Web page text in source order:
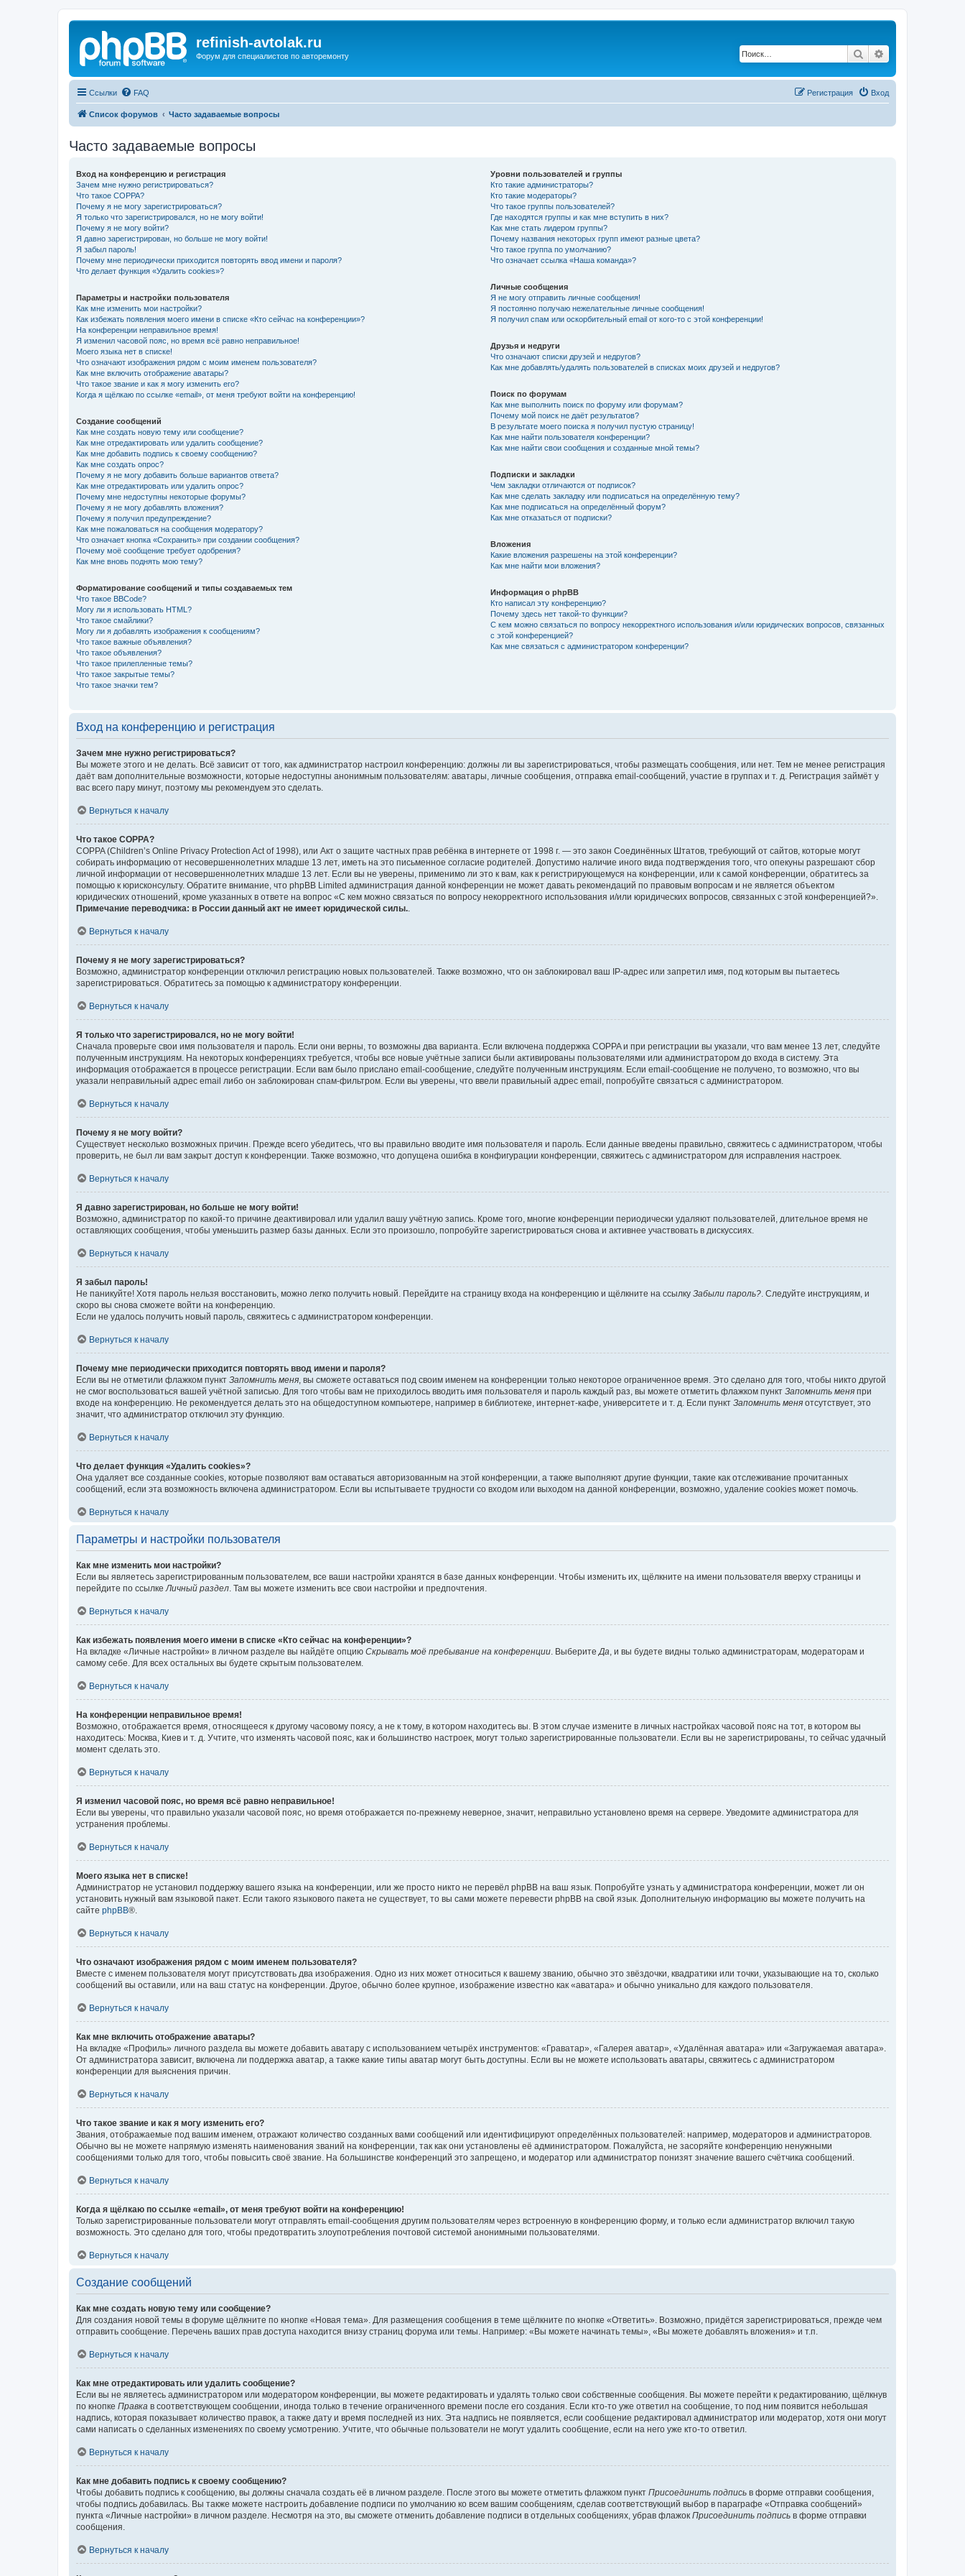
refinish-avtolak.ru
Форум для специалистов по авторемонту Поиск
Ссылки FAQ Вход
Регистрация
Список форумов Часто задаваемые вопросы
Часто задаваемые вопросы
Вход на конференцию и регистрация
Зачем мне нужно регистрироваться?
Что такое COPPA?
Почему я не могу зарегистрироваться?
Я только что зарегистрировался, но не могу войти!
Почему я не могу войти?
Я давно зарегистрирован, но больше не могу войти!
Я забыл пароль!
Почему мне периодически приходится повторять ввод имени и пароля?
Что делает функция «Удалить cookies»?
Параметры и настройки пользователя
Как мне изменить мои настройки?
Как избежать появления моего имени в списке «Кто сейчас на конференции»?
На конференции неправильное время!
Я изменил часовой пояс, но время всё равно неправильное!
Моего языка нет в списке!
Что означают изображения рядом с моим именем пользователя?
Как мне включить отображение аватары?
Что такое звание и как я могу изменить его?
Когда я щёлкаю по ссылке «email», от меня требуют войти на конференцию!
Создание сообщений
Как мне создать новую тему или сообщение?
Как мне отредактировать или удалить сообщение?
Как мне добавить подпись к своему сообщению?
Как мне создать опрос?
Почему я не могу добавить больше вариантов ответа?
Как мне отредактировать или удалить опрос?
Почему мне недоступны некоторые форумы?
Почему я не могу добавлять вложения?
Почему я получил предупреждение?
Как мне пожаловаться на сообщения модератору?
Что означает кнопка «Сохранить» при создании сообщения?
Почему моё сообщение требует одобрения?
Как мне вновь поднять мою тему?
Форматирование сообщений и типы создаваемых тем
Что такое BBCode?
Могу ли я использовать HTML?
Что такое смайлики?
Могу ли я добавлять изображения к сообщениям?
Что такое важные объявления?
Что такое объявления?
Что такое прилепленные темы?
Что такое закрытые темы?
Что такое значки тем?
Уровни пользователей и группы
Кто такие администраторы?
Кто такие модераторы?
Что такое группы пользователей?
Где находятся группы и как мне вступить в них?
Как мне стать лидером группы?
Почему названия некоторых групп имеют разные цвета?
Что такое группа по умолчанию?
Что означает ссылка «Наша команда»?
Личные сообщения
Я не могу отправить личные сообщения!
Я постоянно получаю нежелательные личные сообщения!
Я получил спам или оскорбительный email от кого-то с этой конференции!
Друзья и недруги
Что означают списки друзей и недругов?
Как мне добавлять/удалять пользователей в списках моих друзей и недругов?
Поиск по форумам
Как мне выполнить поиск по форуму или форумам?
Почему мой поиск не даёт результатов?
В результате моего поиска я получил пустую страницу!
Как мне найти пользователя конференции?
Как мне найти свои сообщения и созданные мной темы?
Подписки и закладки
Чем закладки отличаются от подписок?
Как мне сделать закладку или подписаться на определённую тему?
Как мне подписаться на определённый форум?
Как мне отказаться от подписки?
Вложения
Какие вложения разрешены на этой конференции?
Как мне найти мои вложения?
Информация о phpBB
Кто написал эту конференцию?
Почему здесь нет такой-то функции?
С кем можно связаться по вопросу некорректного использования и/или юридических вопросов, связанных
с этой конференцией?
Как мне связаться с администратором конференции?
Вход на конференцию и регистрация
Зачем мне нужно регистрироваться?
Вы можете этого и не делать. Всё зависит от того, как администратор настроил конференцию: должны ли вы зарегистрироваться, чтобы размещать сообщения, или нет. Тем не менее регистрация
даёт вам дополнительные возможности, которые недоступны анонимным пользователям: аватары, личные сообщения, отправка email-сообщений, участие в группах и т. д. Регистрация займёт у
вас всего пару минут, поэтому мы рекомендуем это сделать.
Вернуться к началу
Что такое COPPA?
COPPA (Children’s Online Privacy Protection Act of 1998), или Акт о защите частных прав ребёнка в интернете от 1998 г. — это закон Соединённых Штатов, требующий от сайтов, которые могут
собирать информацию от несовершеннолетних младше 13 лет, иметь на это письменное согласие родителей. Допустимо наличие иного вида подтверждения того, что опекуны разрешают сбор
личной информации от несовершеннолетних младше 13 лет. Если вы не уверены, применимо ли это к вам, как к регистрирующемуся на конференции, или к самой конференции, обратитесь за
помощью к юрисконсульту. Обратите внимание, что phpBB Limited администрация данной конференции не может давать рекомендаций по правовым вопросам и не является объектом
юридических отношений, кроме указанных в ответе на вопрос «С кем можно связаться по вопросу некорректного использования и/или юридических вопросов, связанных с этой конференцией?».
Примечание переводчика: в России данный акт не имеет юридической силы.
Вернуться к началу
Почему я не могу зарегистрироваться?
Возможно, администратор конференции отключил регистрацию новых пользователей. Также возможно, что он заблокировал ваш IP-адрес или запретил имя, под которым вы пытаетесь
зарегистрироваться. Обратитесь за помощью к администратору конференции.
Вернуться к началу
Я только что зарегистрировался, но не могу войти!
Сначала проверьте свои имя пользователя и пароль. Если они верны, то возможны два варианта. Если включена поддержка COPPA и при регистрации вы указали, что вам менее 13 лет, следуйте
полученным инструкциям. На некоторых конференциях требуется, чтобы все новые учётные записи были активированы пользователями или администратором до входа в систему. Эта
информация отображается в процессе регистрации. Если вам было прислано email-сообщение, следуйте полученным инструкциям. Если email-сообщение не получено, то возможно, что вы
указали неправильный адрес email либо он заблокирован спам-фильтром. Если вы уверены, что ввели правильный адрес email, попробуйте связаться с администратором.
Вернуться к началу
Почему я не могу войти?
Существует несколько возможных причин. Прежде всего убедитесь, что вы правильно вводите имя пользователя и пароль. Если данные введены правильно, свяжитесь с администратором, чтобы
проверить, не был ли вам закрыт доступ к конференции. Также возможно, что допущена ошибка в конфигурации конференции, свяжитесь с администратором для исправления настроек.
Вернуться к началу
Я давно зарегистрирован, но больше не могу войти!
Возможно, администратор по какой-то причине деактивировал или удалил вашу учётную запись. Кроме того, многие конференции периодически удаляют пользователей, длительное время не
оставляющих сообщения, чтобы уменьшить размер базы данных. Если это произошло, попробуйте зарегистрироваться снова и активнее участвовать в дискуссиях.
Вернуться к началу
Я забыл пароль!
Не паникуйте! Хотя пароль нельзя восстановить, можно легко получить новый. Перейдите на страницу входа на конференцию и щёлкните на ссылку Забыли пароль? . Следуйте инструкциям, и
скоро вы снова сможете войти на конференцию.
Если не удалось получить новый пароль, свяжитесь с администратором конференции.
Вернуться к началу
Почему мне периодически приходится повторять ввод имени и пароля?
Если вы не отметили флажком пункт Запомнить меня , вы сможете оставаться под своим именем на конференции только некоторое ограниченное время. Это сделано для того, чтобы никто другой
не смог воспользоваться вашей учётной записью. Для того чтобы вам не приходилось вводить имя пользователя и пароль каждый раз, вы можете отметить флажком пункт Запомнить меня при
входе на конференцию. Не рекомендуется делать это на общедоступном компьютере, например в библиотеке, интернет-кафе, университете и т. д. Если пункт Запомнить меня отсутствует, это
значит, что администратор отключил эту функцию.
Вернуться к началу
Что делает функция «Удалить cookies»?
Она удаляет все созданные cookies, которые позволяют вам оставаться авторизованным на этой конференции, а также выполняют другие функции, такие как отслеживание прочитанных
сообщений, если эта возможность включена администратором. Если вы испытываете трудности со входом или выходом на данной конференции, возможно, удаление cookies может помочь.
Вернуться к началу
Параметры и настройки пользователя
Как мне изменить мои настройки?
Если вы являетесь зарегистрированным пользователем, все ваши настройки хранятся в базе данных конференции. Чтобы изменить их, щёлкните на имени пользователя вверху страницы и
перейдите по ссылке Личный раздел . Там вы можете изменить все свои настройки и предпочтения.
Вернуться к началу
Как избежать появления моего имени в списке «Кто сейчас на конференции»?
На вкладке «Личные настройки» в личном разделе вы найдёте опцию Скрывать моё пребывание на конференции . Выберите Да , и вы будете видны только администраторам, модераторам и
самому себе. Для всех остальных вы будете скрытым пользователем.
Вернуться к началу
На конференции неправильное время!
Возможно, отображается время, относящееся к другому часовому поясу, а не к тому, в котором находитесь вы. В этом случае измените в личных настройках часовой пояс на тот, в котором вы
находитесь: Москва, Киев и т. д. Учтите, что изменять часовой пояс, как и большинство настроек, могут только зарегистрированные пользователи. Если вы не зарегистрированы, то сейчас удачный
момент сделать это.
Вернуться к началу
Я изменил часовой пояс, но время всё равно неправильное!
Если вы уверены, что правильно указали часовой пояс, но время отображается по-прежнему неверное, значит, неправильно установлено время на сервере. Уведомите администратора для
устранения проблемы.
Вернуться к началу
Моего языка нет в списке!
Администратор не установил поддержку вашего языка на конференции, или же просто никто не перевёл phpBB на ваш язык. Попробуйте узнать у администратора конференции, может ли он
установить нужный вам языковой пакет. Если такого языкового пакета не существует, то вы сами можете перевести phpBB на свой язык. Дополнительную информацию вы можете получить на
сайте phpBB®.
Вернуться к началу
Что означают изображения рядом с моим именем пользователя?
Вместе с именем пользователя могут присутствовать два изображения. Одно из них может относиться к вашему званию, обычно это звёздочки, квадратики или точки, указывающие на то, сколько
сообщений вы оставили, или на ваш статус на конференции. Другое, обычно более крупное, изображение известно как «аватара» и обычно уникально для каждого пользователя.
Вернуться к началу
Как мне включить отображение аватары?
На вкладке «Профиль» личного раздела вы можете добавить аватару с использованием четырёх инструментов: «Граватар», «Галерея аватар», «Удалённая аватара» или «Загружаемая аватара».
От администратора зависит, включена ли поддержка аватар, а также какие типы аватар могут быть доступны. Если вы не можете использовать аватары, свяжитесь с администратором
конференции для выяснения причин.
Вернуться к началу
Что такое звание и как я могу изменить его?
Звания, отображаемые под вашим именем, отражают количество созданных вами сообщений или идентифицируют определённых пользователей: например, модераторов и администраторов.
Обычно вы не можете напрямую изменять наименования званий на конференции, так как они установлены её администратором. Пожалуйста, не засоряйте конференцию ненужными
сообщениями только для того, чтобы повысить своё звание. На большинстве конференций это запрещено, и модератор или администратор понизят значение вашего счётчика сообщений.
Вернуться к началу
Когда я щёлкаю по ссылке «email», от меня требуют войти на конференцию!
Только зарегистрированные пользователи могут отправлять email-сообщения другим пользователям через встроенную в конференцию форму, и только если администратор включил такую
возможность. Это сделано для того, чтобы предотвратить злоупотребления почтовой системой анонимными пользователями.
Вернуться к началу
Создание сообщений
Как мне создать новую тему или сообщение?
Для создания новой темы в форуме щёлкните по кнопке «Новая тема». Для размещения сообщения в теме щёлкните по кнопке «Ответить». Возможно, придётся зарегистрироваться, прежде чем
отправить сообщение. Перечень ваших прав доступа находится внизу страниц форума или темы. Например: «Вы можете начинать темы», «Вы можете добавлять вложения» и т.п.
Вернуться к началу
Как мне отредактировать или удалить сообщение?
Если вы не являетесь администратором или модератором конференции, вы можете редактировать и удалять только свои собственные сообщения. Вы можете перейти к редактированию, щёлкнув
по кнопке Правка в соответствующем сообщении, иногда только в течение ограниченного времени после его создания. Если кто-то уже ответил на сообщение, то под ним появится небольшая
надпись, которая показывает количество правок, а также дату и время последней из них. Эта надпись не появляется, если сообщение редактировал администратор или модератор, хотя они могут
сами написать о сделанных изменениях по своему усмотрению. Учтите, что обычные пользователи не могут удалить сообщение, если на него уже кто-то ответил.
Вернуться к началу
Как мне добавить подпись к своему сообщению?
Чтобы добавить подпись к сообщению, вы должны сначала создать её в личном разделе. После этого вы можете отметить флажком пункт Присоединить подпись в форме отправки сообщения,
чтобы подпись добавилась. Вы также можете настроить добавление подписи по умолчанию ко всем вашим сообщениям, сделав соответствующий выбор в параграфе «Отправка сообщений»
пункта «Личные настройки» в личном разделе. Несмотря на это, вы сможете отменить добавление подписи в отдельных сообщениях, убрав флажок Присоединить подпись в форме отправки
сообщения.
Вернуться к началу